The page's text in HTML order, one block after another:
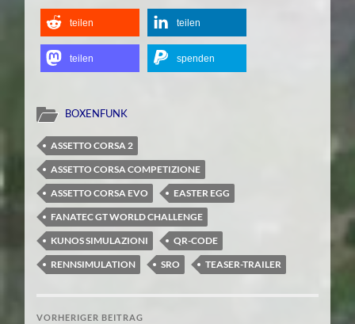
teilen teilen
teilen spenden
BOXENFUNK
ASSETTO CORSA 2
ASSETTO CORSA COMPETIZIONE
ASSETTO CORSA EVO
EASTER EGG
FANATEC GT WORLD CHALLENGE
KUNOS SIMULAZIONI
QR-CODE
RENNSIMULATION
SRO TEASER-TRAILER
VORHERIGER BEITRAG